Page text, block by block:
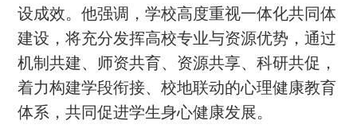
设成效。他强调，学校高度重视一体化共同体
建设，将充分发挥高校专业与资源优势，通过
机制共建、师资共育、资源共享、科研共促，
着力构建学段衔接、校地联动的心理健康教育
体系，共同促进学生身心健康发展。